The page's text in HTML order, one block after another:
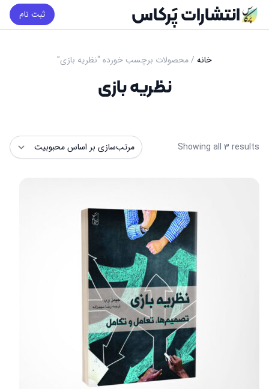
انتشارات پَرکاس ثبت نام
خانه / محصولات برچسب خورده “نظریه بازی”
نظریه بازی
Showing all 3 results